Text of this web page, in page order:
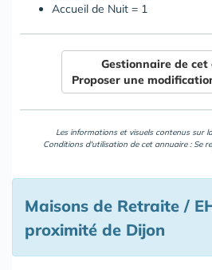
Accueil de Nuit = 1
Gestionnaire de
Proposer une
Les informations et visuels contenus sur
Conditions d'utilisation de cet annuaire : Se
Maisons de Retraite /
proximité de Dijon